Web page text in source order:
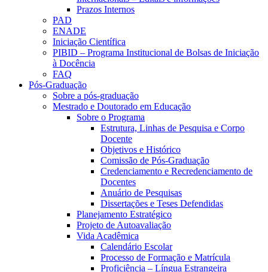
Prazos Internos
PAD
ENADE
Iniciação Científica
PIBID – Programa Institucional de Bolsas de Iniciação
à Docência
FAQ
Pós-Graduação
Sobre a pós-graduação
Mestrado e Doutorado em Educação
Sobre o Programa
Estrutura, Linhas de Pesquisa e Corpo
Docente
Objetivos e Histórico
Comissão de Pós-Graduação
Credenciamento e Recredenciamento de
Docentes
Anuário de Pesquisas
Dissertações e Teses Defendidas
Planejamento Estratégico
Projeto de Autoavaliação
Vida Acadêmica
Calendário Escolar
Processo de Formação e Matrícula
Proficiência – Língua Estrangeira